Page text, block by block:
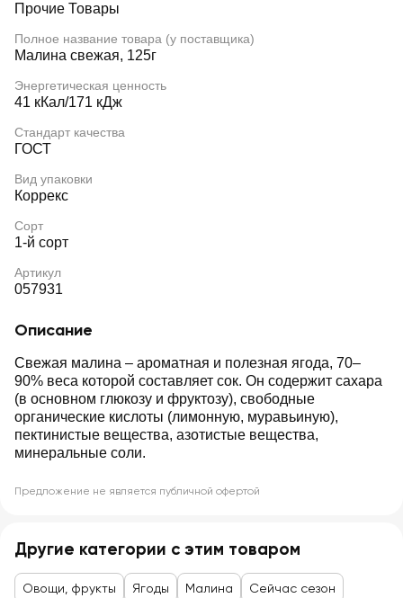
Прочие Товары
Полное название товара (у поставщика)
Малина свежая, 125г
Энергетическая ценность
41 кКал/171 кДж
Стандарт качества
ГОСТ
Вид упаковки
Коррекс
Сорт
1-й сорт
Артикул
057931
Описание
Свежая малина – ароматная и полезная ягода, 70–
90% веса которой составляет сок. Он содержит сахара
(в основном глюкозу и фруктозу), свободные
органические кислоты (лимонную, муравьиную),
пектинистые вещества, азотистые вещества,
минеральные соли.
Предложение не является публичной офертой
Другие категории с этим товаром
Овощи, фрукты Ягоды Малина Сейчас сезон